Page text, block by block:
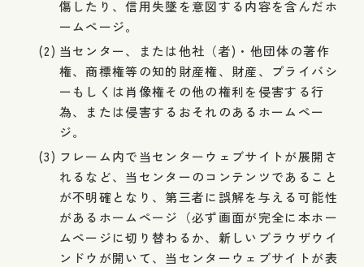
傷したり、信用失墜を意図する内容を含んだホ
ームページ。
当センター、または他社（者)・他団体の著作
権、商標権等の知的財産権、財産、プライバシ
ーもしくは肖像権その他の権利を侵害する行
為、または侵害するおそれのあるホームペー
ジ。
フレーム内で当センターウェブサイトが展開さ
れるなど、当センターのコンテンツであること
が不明確となり、第三者に誤解を与える可能性
があるホームページ（必ず画面が完全に本ホー
ムページに切り替わるか、新しいブラウザウイ
ンドウが開いて、当センターウェブサイトが表